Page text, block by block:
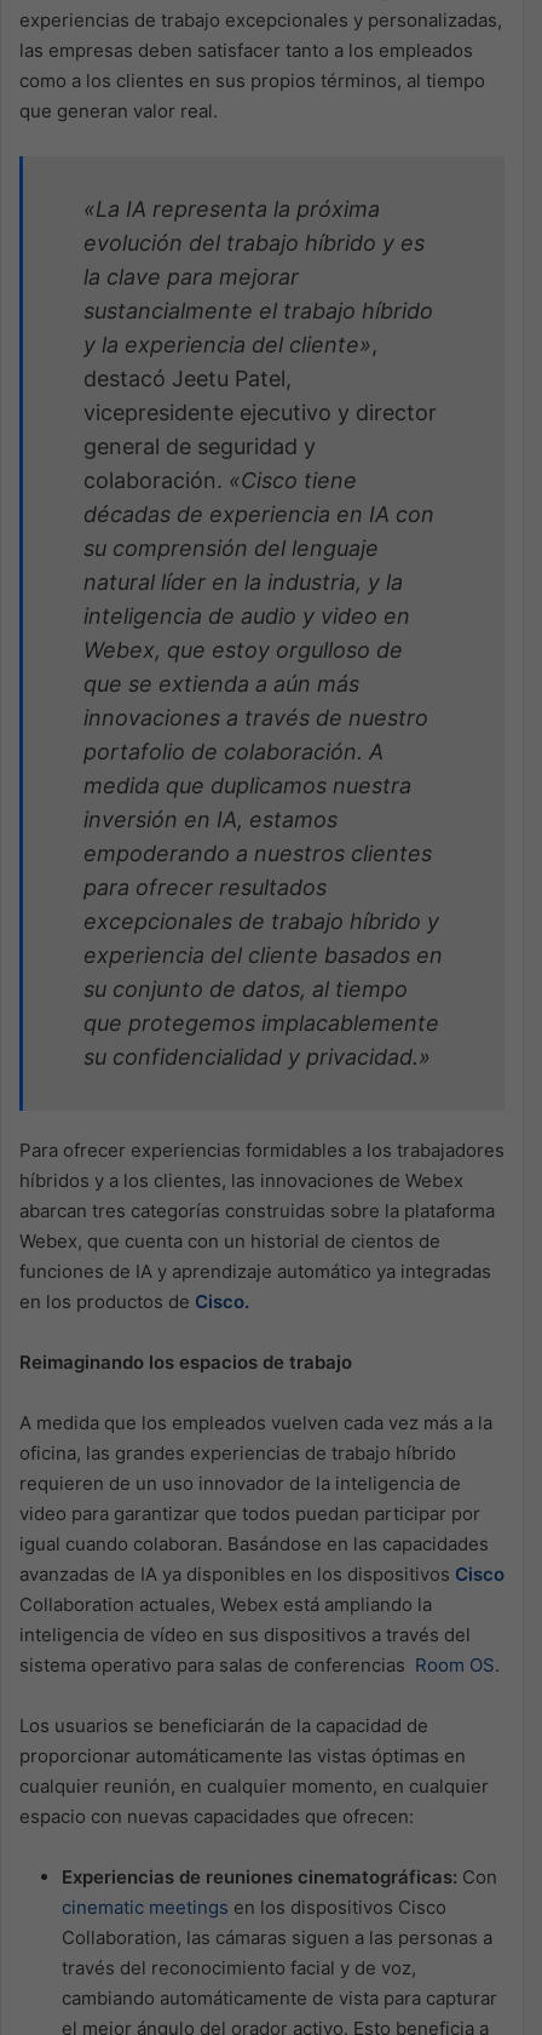
experiencias de trabajo excepcionales y personalizadas,
las empresas deben satisfacer tanto a los empleados
como a los clientes en sus propios términos, al tiempo
que generan valor real.
«La IA representa la próxima
evolución del trabajo híbrido y es
la clave para mejorar
sustancialmente el trabajo híbrido
y la experiencia del cliente»,
destacó Jeetu Patel,
vicepresidente ejecutivo y director
general de seguridad y
colaboración. «Cisco tiene
décadas de experiencia en IA con
su comprensión del lenguaje
natural líder en la industria, y la
inteligencia de audio y video en
Webex, que estoy orgulloso de
que se extienda a aún más
innovaciones a través de nuestro
portafolio de colaboración. A
medida que duplicamos nuestra
inversión en IA, estamos
empoderando a nuestros clientes
para ofrecer resultados
excepcionales de trabajo híbrido y
experiencia del cliente basados en
su conjunto de datos, al tiempo
que protegemos implacablemente
su confidencialidad y privacidad.»
Para ofrecer experiencias formidables a los trabajadores
híbridos y a los clientes, las innovaciones de Webex
abarcan tres categorías construidas sobre la plataforma
Webex, que cuenta con un historial de cientos de
funciones de IA y aprendizaje automático ya integradas
en los productos de Cisco.
Reimaginando los espacios de trabajo
A medida que los empleados vuelven cada vez más a la
oficina, las grandes experiencias de trabajo híbrido
requieren de un uso innovador de la inteligencia de
video para garantizar que todos puedan participar por
igual cuando colaboran. Basándose en las capacidades
avanzadas de IA ya disponibles en los dispositivos Cisco
Collaboration actuales, Webex está ampliando la
inteligencia de vídeo en sus dispositivos a través del
sistema operativo para salas de conferencias Room OS.
Los usuarios se beneficiarán de la capacidad de
proporcionar automáticamente las vistas óptimas en
cualquier reunión, en cualquier momento, en cualquier
espacio con nuevas capacidades que ofrecen:
Experiencias de reuniones cinematográficas: Con
cinematic meetings en los dispositivos Cisco
Collaboration, las cámaras siguen a las personas a
través del reconocimiento facial y de voz,
cambiando automáticamente de vista para capturar
el mejor ángulo del orador activo. Esto beneficia a